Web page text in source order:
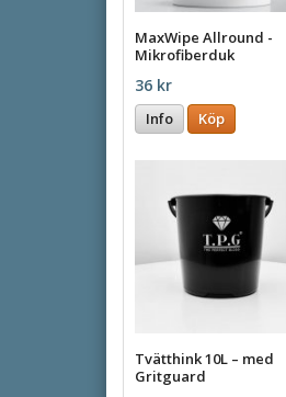
MaxWipe Allround -
Mikrofiberduk
36 kr
Info Köp
Tvätthink 10L – med
Gritguard